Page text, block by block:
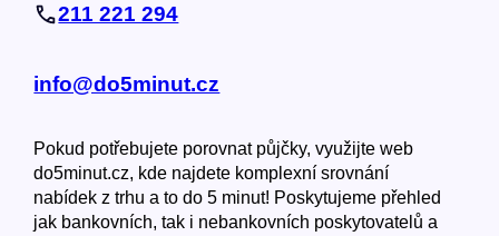
211 221 294
info@do5minut.cz
Pokud potřebujete porovnat půjčky, využijte web
do5minut.cz, kde najdete komplexní srovnání
nabídek z trhu a to do 5 minut! Poskytujeme přehled
jak bankovních, tak i nebankovních poskytovatelů a